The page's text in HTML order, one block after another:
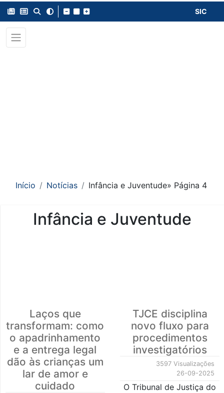
SIC
Início Notícias Infância e Juventude» Página 4
Infância e Juventude
Laços que
transformam: como
o apadrinhamento
e a entrega legal
dão às crianças um
lar de amor e
cuidado
TJCE disciplina
novo fluxo para
procedimentos
investigatórios
3597 Visualizações
26-09-2025
O Tribunal de Justiça do